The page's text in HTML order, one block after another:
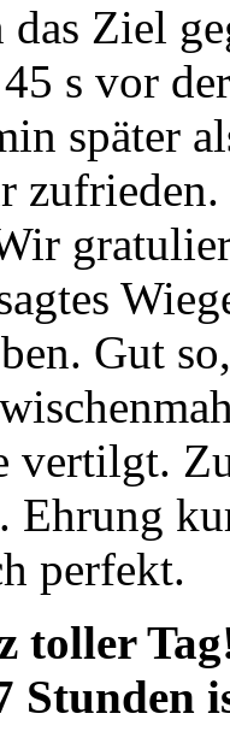
Ziel
s vor
später
Gut
vertilgt.
Ehrung
perfekt.
toller